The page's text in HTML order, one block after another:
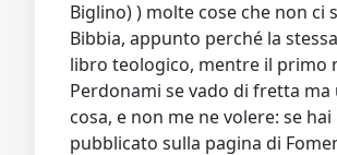
Biglino) ) molte cose che non ci
Bibbia, appunto perché la
libro teologico, mentre il primo
Perdonami se vado di fretta
cosa, e non me ne volere: se hai
pubblicato sulla pagina di